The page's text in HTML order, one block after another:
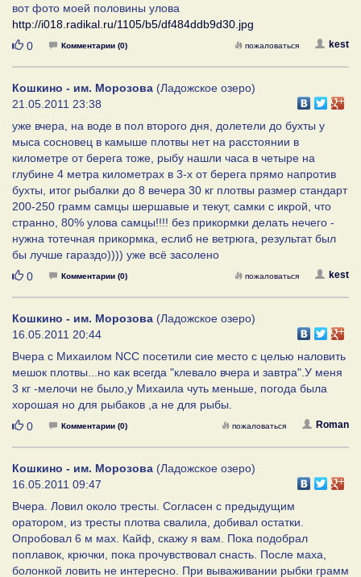
вот фото моей половины улова
http://i018.radikal.ru/1105/b5/df484ddb9d30.jpg
Нравится
0 Комментарии (0) kest
пожаловаться
Кошкино - им. Морозова (Ладожское озеро)
21.05.2011 23:38
уже вчера, на воде в пол второго дня, долетели до бухты у
мыса сосновец в камыше плотвы нет на расстоянии в
километре от берега тоже, рыбу нашли часа в четыре на
глубине 4 метра километрах в 3-х от берега прямо напротив
бухты, итог рыбалки до 8 вечера 30 кг плотвы размер стандарт
200-250 грамм самцы шершавые и текут, самки с икрой, что
странно, 80% улова самцы!!!! без прикормки делать нечего -
нужна тотечная прикормка, еслиб не ветрюга, результат был
бы лучше гараздо)))) уже всё засолено
Нравится
0 Комментарии (0) kest
пожаловаться
Кошкино - им. Морозова (Ладожское озеро)
16.05.2011 20:44
Вчера с Михаилом NCC посетили сие место с целью наловить
мешок плотвы...но как всегда "клевало вчера и завтра".У меня
3 кг -мелочи не было,у Михаила чуть меньше, погода была
хорошая но для рыбаков ,а не для рыбы.
Нравится
0 Комментарии (0) Roman
пожаловаться
Кошкино - им. Морозова (Ладожское озеро)
16.05.2011 09:47
Вчера. Ловил около тресты. Согласен с предыдущим
оратором, из тресты плотва свалила, добивал остатки.
Опробовал 6 м мах. Кайф, скажу я вам. Пока подобрал
поплавок, крючки, пока прочувствовал снасть. После маха,
болонкой ловить не интересно. При вываживании рыбки грамм